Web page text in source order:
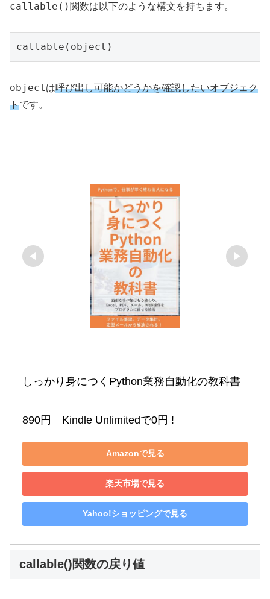
callable() 関数は以下のような構文を持ちます。
callable(object)
objectは呼び出し可能かどうかを確認したいオブジェク
トです。
しっかり身につくPython業務自動化の教科書
890円　Kindle Unlimitedで0円 !
Amazonで見る
楽天市場で見る
Yahoo!ショッピングで見る
callable()関数の戻り値